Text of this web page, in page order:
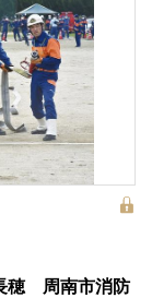
穂 周南市消防